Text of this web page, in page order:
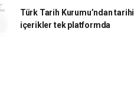
Türk Tarih Kurumu’ndan tarihi
içerikler tek platformda